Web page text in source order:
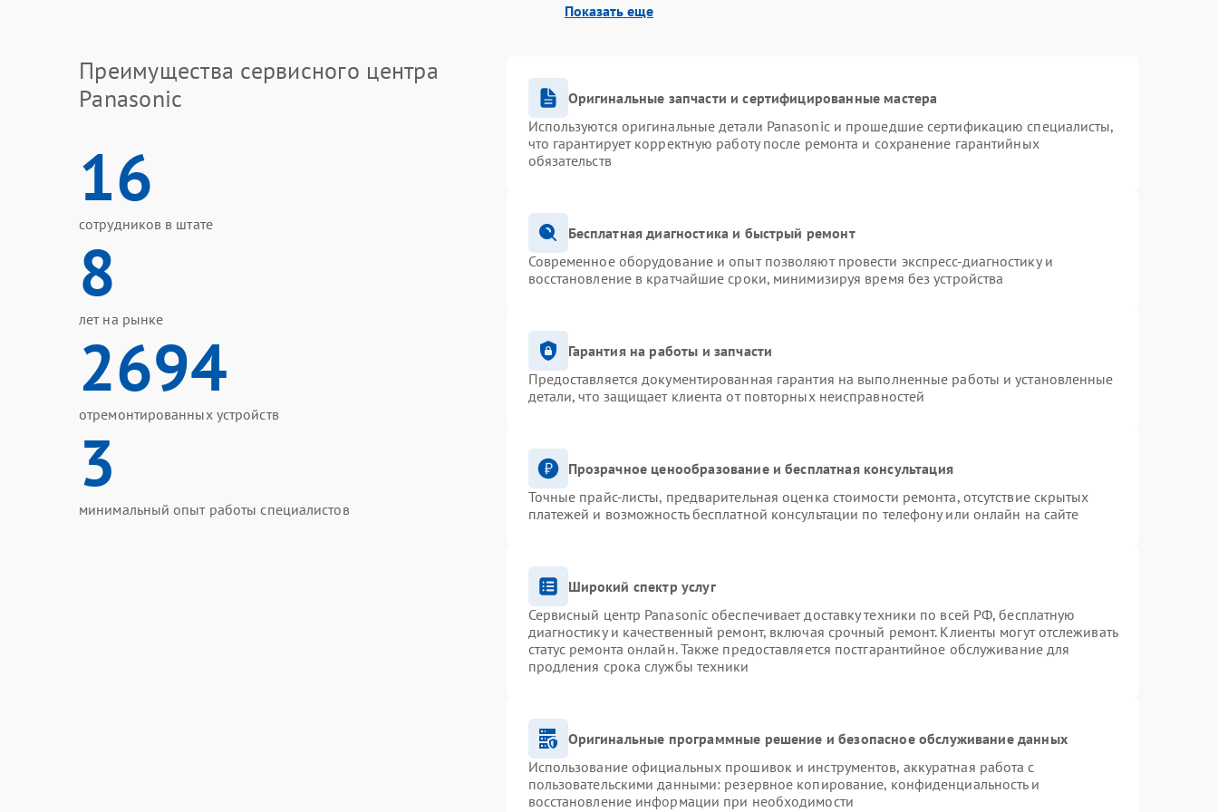
Показать еще
Преимущества сервисного центра
Panasonic
16
сотрудников в штате
8
лет на рынке
2694
отремонтированных устройств
3
минимальный опыт работы специалистов
Оригинальные запчасти и сертифицированные мастера
Используются оригинальные детали Panasonic и прошедшие сертификацию специалисты,
что гарантирует корректную работу после ремонта и сохранение гарантийных
обязательств
Бесплатная диагностика и быстрый ремонт
Современное оборудование и опыт позволяют провести экспресс-диагностику и
восстановление в кратчайшие сроки, минимизируя время без устройства
Гарантия на работы и запчасти
Предоставляется документированная гарантия на выполненные работы и установленные
детали, что защищает клиента от повторных неисправностей
Прозрачное ценообразование и бесплатная консультация
Точные прайс-листы, предварительная оценка стоимости ремонта, отсутствие скрытых
платежей и возможность бесплатной консультации по телефону или онлайн на сайте
Широкий спектр услуг
Сервисный центр Panasonic обеспечивает доставку техники по всей РФ, бесплатную
диагностику и качественный ремонт, включая срочный ремонт. Клиенты могут отслеживать
статус ремонта онлайн. Также предоставляется постгарантийное обслуживание для
продления срока службы техники
Оригинальные программные решение и безопасное обслуживание данных
Использование официальных прошивок и инструментов, аккуратная работа с
пользовательскими данными: резервное копирование, конфиденциальность и
восстановление информации при необходимости